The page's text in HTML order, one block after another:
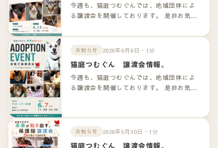
今週も、猫庭つむぐんでは、地域団体によ
る譲渡会を開催しております。 是非お気軽
ンクよりご確認下さいませ。
お知らせ 2026年6月6日・1分
猫庭つむぐん 譲渡会情報。
今週も、猫庭つむぐんでは、地域団体によ
る譲渡会を開催しております。 是非お気軽
お知らせ 2026年5月30日・1分
猫庭つむぐん 譲渡会情報。